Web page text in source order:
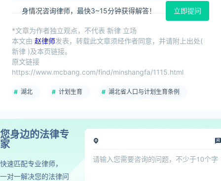
身情况咨询律师，最快3~15分钟获得解答！ 立即提问
*文章为作者独立观点，不代表 新律 立场
本文由 赵律师发表，转载此文章须经作者同意，并请附上出处(
新律 )及本页链接。
原文链接
https://www.mcbang.com/find/minshangfa/1115.html
湖北 计划生育 湖北省人口与计划生育条例
您身边的法律专
家
快速匹配专业律师，
一对一解决您的法律问